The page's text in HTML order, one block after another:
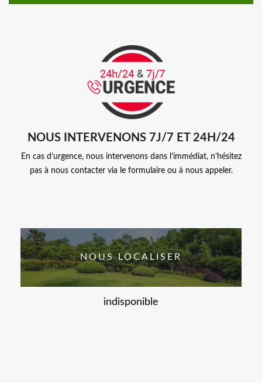
NOUS INTERVENONS 7J/7 ET 24H/24
En cas d’urgence, nous intervenons dans l’immédiat, n’hésitez
pas à nous contacter via le formulaire ou à nous appeler.
NOUS LOCALISER
indisponible